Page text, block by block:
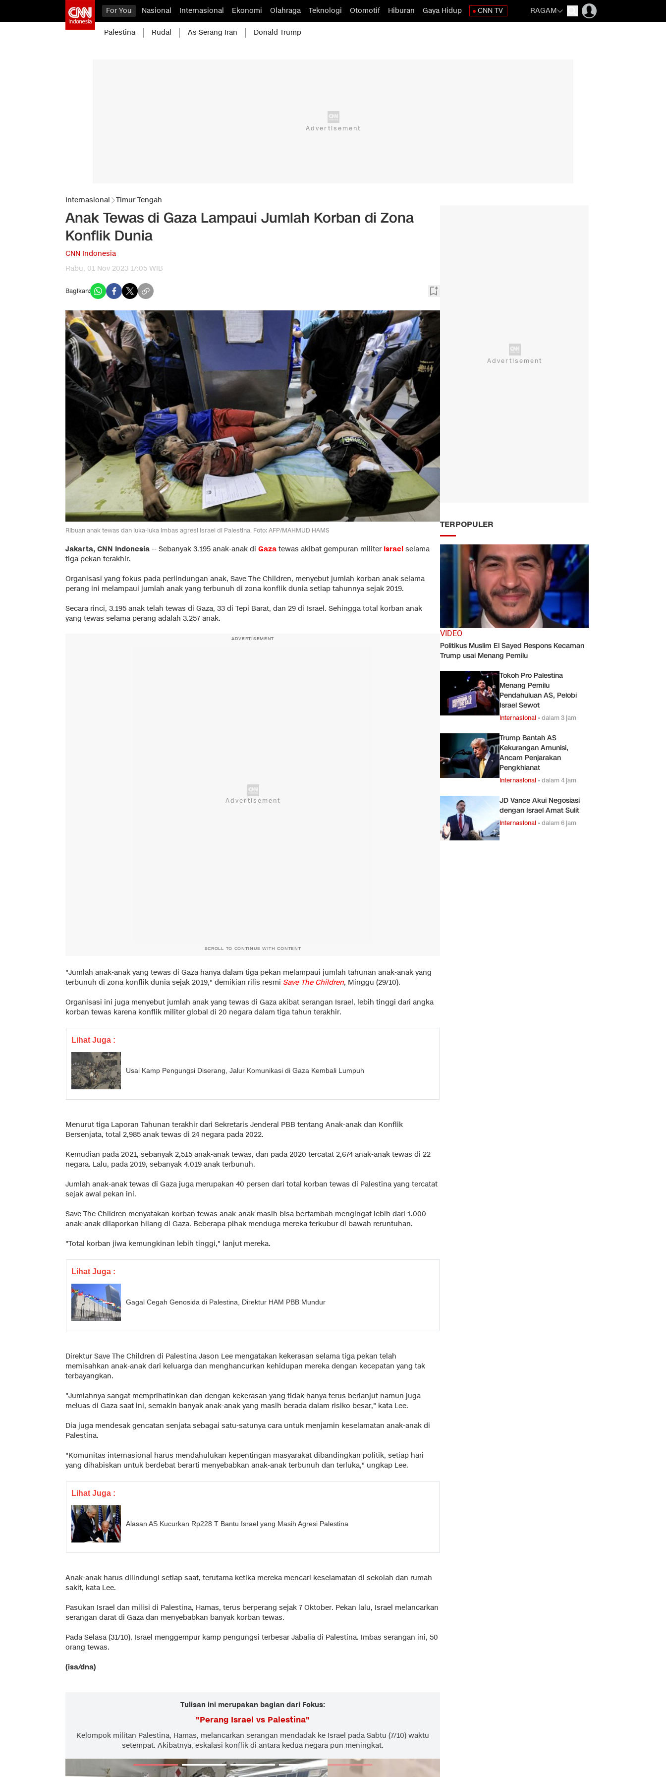
For You Nasional Internasional Ekonomi Olahraga Teknologi Otomotif Hiburan Gaya Hidup CNN TV RAGAM
Palestina Rudal As Serang Iran Donald Trump
Internasional Timur Tengah
Anak Tewas di Gaza Lampaui Jumlah Korban di Zona
Konflik Dunia
CNN Indonesia
Rabu, 01 Nov 2023 17:05 WIB
Bagikan:
Ribuan anak tewas dan luka-luka imbas agresi Israel di Palestina. Foto: AFP/MAHMUD HAMS
Jakarta, CNN Indonesia -- Sebanyak 3.195 anak-anak di Gaza tewas akibat gempuran militer Israel selama
tiga pekan terakhir.
Organisasi yang fokus pada perlindungan anak, Save The Children, menyebut jumlah korban anak selama
perang ini melampaui jumlah anak yang terbunuh di zona konflik dunia setiap tahunnya sejak 2019.
Secara rinci, 3.195 anak telah tewas di Gaza, 33 di Tepi Barat, dan 29 di Israel. Sehingga total korban anak
yang tewas selama perang adalah 3.257 anak.
ADVERTISEMENT
SCROLL TO CONTINUE WITH CONTENT
"Jumlah anak-anak yang tewas di Gaza hanya dalam tiga pekan melampaui jumlah tahunan anak-anak yang
terbunuh di zona konflik dunia sejak 2019," demikian rilis resmi Save The Children, Minggu (29/10).
Organisasi ini juga menyebut jumlah anak yang tewas di Gaza akibat serangan Israel, lebih tinggi dari angka
korban tewas karena konflik militer global di 20 negara dalam tiga tahun terakhir.
Lihat Juga :
Usai Kamp Pengungsi Diserang, Jalur Komunikasi di Gaza Kembali Lumpuh
Menurut tiga Laporan Tahunan terakhir dari Sekretaris Jenderal PBB tentang Anak-anak dan Konflik
Bersenjata, total 2,985 anak tewas di 24 negara pada 2022.
Kemudian pada 2021, sebanyak 2,515 anak-anak tewas, dan pada 2020 tercatat 2,674 anak-anak tewas di 22
negara. Lalu, pada 2019, sebanyak 4.019 anak terbunuh.
Jumlah anak-anak tewas di Gaza juga merupakan 40 persen dari total korban tewas di Palestina yang tercatat
sejak awal pekan ini.
Save The Children menyatakan korban tewas anak-anak masih bisa bertambah mengingat lebih dari 1.000
anak-anak dilaporkan hilang di Gaza. Beberapa pihak menduga mereka terkubur di bawah reruntuhan.
"Total korban jiwa kemungkinan lebih tinggi," lanjut mereka.
Lihat Juga :
Gagal Cegah Genosida di Palestina, Direktur HAM PBB Mundur
Direktur Save The Children di Palestina Jason Lee mengatakan kekerasan selama tiga pekan telah
memisahkan anak-anak dari keluarga dan menghancurkan kehidupan mereka dengan kecepatan yang tak
terbayangkan.
"Jumlahnya sangat memprihatinkan dan dengan kekerasan yang tidak hanya terus berlanjut namun juga
meluas di Gaza saat ini, semakin banyak anak-anak yang masih berada dalam risiko besar," kata Lee.
Dia juga mendesak gencatan senjata sebagai satu-satunya cara untuk menjamin keselamatan anak-anak di
Palestina.
"Komunitas internasional harus mendahulukan kepentingan masyarakat dibandingkan politik, setiap hari
yang dihabiskan untuk berdebat berarti menyebabkan anak-anak terbunuh dan terluka," ungkap Lee.
Lihat Juga :
Alasan AS Kucurkan Rp228 T Bantu Israel yang Masih Agresi Palestina
Anak-anak harus dilindungi setiap saat, terutama ketika mereka mencari keselamatan di sekolah dan rumah
sakit, kata Lee.
Pasukan Israel dan milisi di Palestina, Hamas, terus berperang sejak 7 Oktober. Pekan lalu, Israel melancarkan
serangan darat di Gaza dan menyebabkan banyak korban tewas.
Pada Selasa (31/10), Israel menggempur kamp pengungsi terbesar Jabalia di Palestina. Imbas serangan ini, 50
orang tewas.
(isa/dna)
Tulisan ini merupakan bagian dari Fokus:
"Perang Israel vs Palestina"
Kelompok militan Palestina, Hamas, melancarkan serangan mendadak ke Israel pada Sabtu (7/10) waktu
setempat. Akibatnya, eskalasi konflik di antara kedua negara pun meningkat.
TERPOPULER
VIDEO
Politikus Muslim El Sayed Respons Kecaman
Trump usai Menang Pemilu
Tokoh Pro Palestina
Menang Pemilu
Pendahuluan AS, Pelobi
Israel Sewot
Internasional •dalam 3 jam
Trump Bantah AS
Kekurangan Amunisi,
Ancam Penjarakan
Pengkhianat
Internasional •dalam 4 jam
JD Vance Akui Negosiasi
dengan Israel Amat Sulit
Internasional •dalam 6 jam